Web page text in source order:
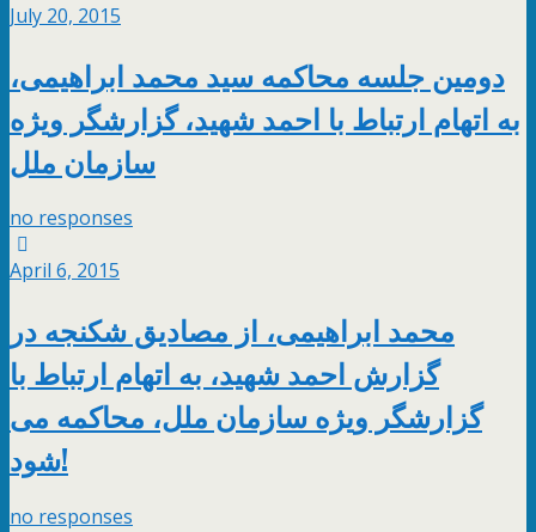
July 20, 2015
دومین جلسه محاکمه سید محمد ابراهیمی،
به اتهام ارتباط با احمد شهید، گزارشگر ویژه
سازمان ملل
no responses
April 6, 2015
محمد ابراهیمی، از مصادیق شکنجه در
گزارش احمد شهید، به اتهام ارتباط با
گزارشگر ویژه سازمان ملل، محاکمه می
شود!
no responses